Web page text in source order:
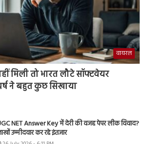
वायरल
मिली तो भारत लौटे सॉफ्टवेयर
ने बहुत कुछ सिखाया
NET Answer Key में देरी की वजह पेपर लीक विवाद?
उम्मीदवार कर रहे इंतजार